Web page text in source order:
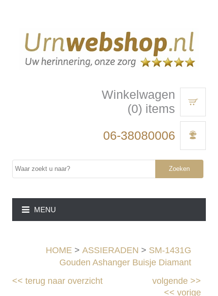
Winkelwagen
(0) items
06-38080006
Zoeken
MENU
HOME > ASSIERADEN > SM-1431G
Gouden Ashanger Buisje Diamant
<<terug naar overzicht volgende>>
<< vorige